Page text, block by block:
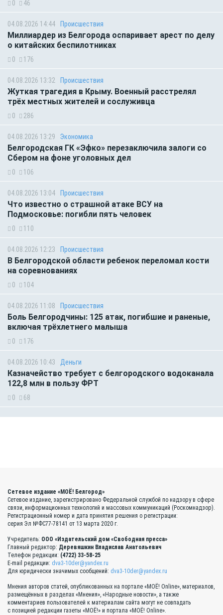
0 46
04.08.2026 14:44 Происшествия
Миллиардер из Белгорода оспаривает арест по делу
о китайских беспилотниках
0 176
04.08.2026 13:32 Происшествия
Жуткая трагедия в Крыму. Военный расстрелял
трёх местных жителей и сослуживца
0 286
04.08.2026 13:29 Экономика
Белгородская ГК «Эфко» перезаключила залоги со
Сбером на фоне уголовных дел
0 106
04.08.2026 13:04 Происшествия
Что известно о страшной атаке ВСУ на
Подмосковье: погибли пять человек
0 110
04.08.2026 12:23 Происшествия
В Белгородской области ребенок переломал кости
на соревнованиях
0 104
04.08.2026 11:08 Происшествия
Боль Белгородчины: 125 атак, погибшие и раненые,
включая трёхлетнего малыша
0 176
04.08.2026 10:43 Деньги
Казначейство требует с белгородского водоканала
122,8 млн в пользу ФРТ
0 68
Сетевое издание «МОЁ! Белгород»
Сетевое издание, зарегистрировано Федеральной службой по надзору в сфере
связи, информационных технологий и массовых коммуникаций (Роскомнадзор).
Регистрационный номер и дата принятия решения о регистрации:
серия Эл №ФС77-78141 от 13 марта 2020 г.
Учредитель: ООО «Издательский дом «Свободная пресса»
Главный редактор: Деревяшкин Владислав Анатольевич
Телефон редакции: (4722) 33-58-25
E-mail редакции: dva3-10der@yandex.ru
Для юридически значимых сообщений: dva3-10der@yandex.ru
Мнения авторов статей, опубликованных на портале «МОЁ! Online», материалов,
размещённых в разделах «Мнения», «Народные новости», а также
комментариев пользователей к материалам сайта могут не совпадать
с позицией редакции газеты «МОЁ!» и портала «МОЁ! Online».